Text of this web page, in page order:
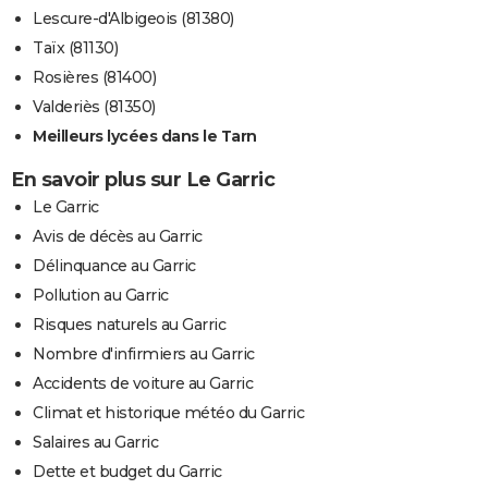
Lescure-d'Albigeois (81380)
Taïx (81130)
Rosières (81400)
Valderiès (81350)
Meilleurs lycées dans le Tarn
En savoir plus sur Le Garric
Le Garric
Avis de décès au Garric
Délinquance au Garric
Pollution au Garric
Risques naturels au Garric
Nombre d'infirmiers au Garric
Accidents de voiture au Garric
Climat et historique météo du Garric
Salaires au Garric
Dette et budget du Garric